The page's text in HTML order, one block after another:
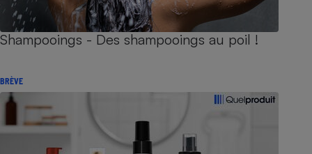
Shampooings - Des shampooings au poil !
BRÈVE